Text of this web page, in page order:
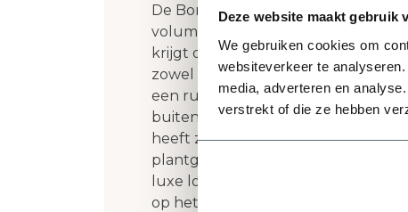
Deze website maakt gebruik
We gebruiken cookies om
websiteverkeer te
media, adverteren en
verstrekt of die ze hebben
De Bordo Modern Vase 90 - Clay
volume en een verzorgde
krijgt deze plantenbak een
zowel moderne als natuurlijke
een rustige, stijlvolle basis en laat
buitenformaat is 42 x 42 x 90 cm,
heeft zonder zijn elegante vorm te
plantgat Ø31.5 en inhoud 116 liter.
luxe look en maakt deze
op het terras of in de tuin.